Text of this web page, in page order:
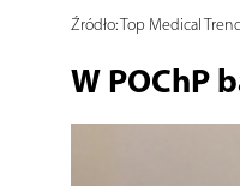
Źródło:Top Medical
W POChP